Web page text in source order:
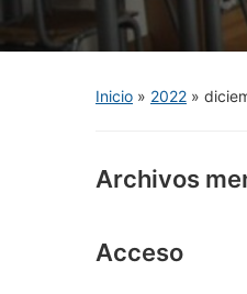
Inicio » 2022 »
Archivos
Acceso